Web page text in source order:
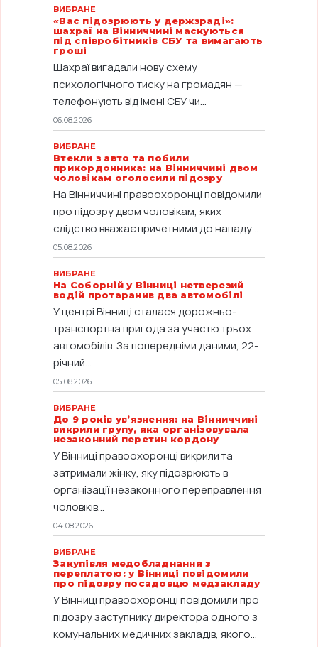
ВИБРАНЕ
«Вас підозрюють у держзраді»:
шахраї на Вінниччині маскуються
під співробітників СБУ та вимагають
гроші
Шахраї вигадали нову схему
психологічного тиску на громадян —
телефонують від імені СБУ чи...
06.08.2026
ВИБРАНЕ
Втекли з авто та побили
прикордонника: на Вінниччині двом
чоловікам оголосили підозру
На Вінниччині правоохоронці повідомили
про підозру двом чоловікам, яких
слідство вважає причетними до нападу...
05.08.2026
ВИБРАНЕ
На Соборній у Вінниці нетверезий
водій протаранив два автомобілі
У центрі Вінниці сталася дорожньо-
транспортна пригода за участю трьох
автомобілів. За попередніми даними, 22-
річний...
05.08.2026
ВИБРАНЕ
До 9 років ув’язнення: на Вінниччині
викрили групу, яка організовувала
незаконний перетин кордону
У Вінниці правоохоронці викрили та
затримали жінку, яку підозрюють в
організації незаконного переправлення
чоловіків...
04.08.2026
ВИБРАНЕ
Закупівля медобладнання з
переплатою: у Вінниці повідомили
про підозру посадовцю медзакладу
У Вінниці правоохоронці повідомили про
підозру заступнику директора одного з
комунальних медичних закладів, якого...